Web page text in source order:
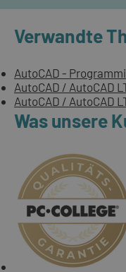
Verwandte
AutoCAD -
AutoCAD / AutoCAD
AutoCAD / AutoCAD
Was unsere